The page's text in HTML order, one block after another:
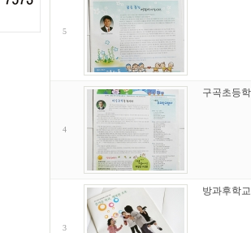
5
4
구곡초등
3
방과후학교